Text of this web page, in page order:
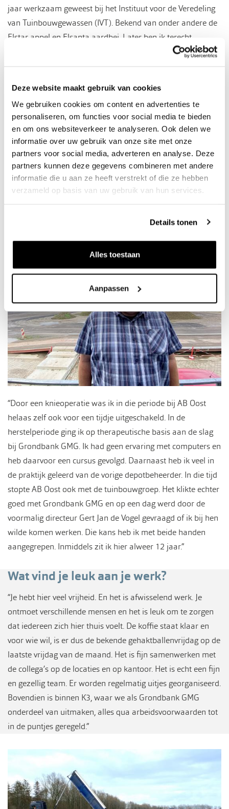
Deze website maakt gebruik van cookies
We gebruiken cookies om content en advertenties te
personaliseren, om functies voor social media te bieden
en om ons websiteverkeer te analyseren. Ook delen we
informatie over uw gebruik van onze site met onze
partners voor social media, adverteren en analyse. Deze
partners kunnen deze gegevens combineren met andere
informatie die u aan ze heeft verstrekt of die ze hebben
verzameld op basis van uw gebruik van hun services.
Details tonen
Alles toestaan
Aanpassen
jaar werkzaam geweest bij het Instituut voor de Veredeling
van Tuinbouwgewassen (IVT). Bekend van onder andere de
Elstar appel en Elsanta aardbei. Later ben ik terecht
gekomen in de wereld van de potplanterij. Zo werkte ik in
kwekers die langdurig ziek waren, vooral op het gebied van
gewasbescherming en substraatbehandeling (toevoegen
van juiste meststoffen).”
En toen kwam ik helaas zelf in de
lappenmand, maar dat bracht ook
weer wat moois.
“Door een knieoperatie was ik in die periode bij AB Oost
helaas zelf ook voor een tijdje uitgeschakeld. In de
herstelperiode ging ik op therapeutische basis aan de slag
bij Grondbank GMG. Ik had geen ervaring met computers en
heb daarvoor een cursus gevolgd. Daarnaast heb ik veel in
de praktijk geleerd van de vorige depotbeheerder. In die tijd
stopte AB Oost ook met de tuinbouwgroep. Het klikte echter
goed met Grondbank GMG en op een dag werd door de
voormalig directeur Gert Jan de Vogel gevraagd of ik bij hen
wilde komen werken. Die kans heb ik met beide handen
aangegrepen. Inmiddels zit ik hier alweer 12 jaar.”
Wat vind je leuk aan je werk?
“Je hebt hier veel vrijheid. En het is afwisselend werk. Je
ontmoet verschillende mensen en het is leuk om te zorgen
dat iedereen zich hier thuis voelt. De koffie staat klaar en
voor wie wil, is er dus de bekende gehaktballenvrijdag op de
laatste vrijdag van de maand. Het is fijn samenwerken met
de collega’s op de locaties en op kantoor. Het is echt een fijn
en gezellig team. Er worden regelmatig uitjes georganiseerd.
Bovendien is binnen K3, waar we als Grondbank GMG
onderdeel van uitmaken, alles qua arbeidsvoorwaarden tot
in de puntjes geregeld.”